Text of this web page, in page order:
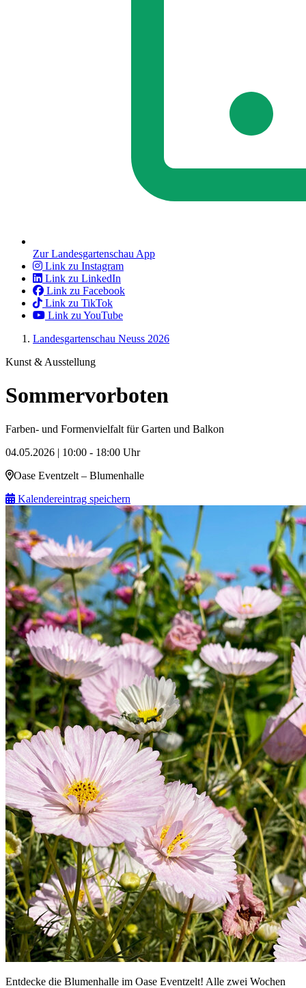
Zur Landesgartenschau App
Link zu Instagram
Link zu LinkedIn
Link zu Facebook
Link zu TikTok
Link zu YouTube
Landesgartenschau Neuss 2026
Kunst & Ausstellung
Sommervorboten
Farben- und Formenvielfalt für Garten und Balkon
04.05.2026 | 10:00 - 18:00 Uhr
Oase Eventzelt – Blumenhalle
Kalendereintrag speichern
Entdecke die Blumenhalle im Oase Eventzelt! Alle zwei Wochen